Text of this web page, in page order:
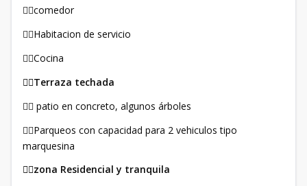
👉🏼comedor
👉🏼Habitacion de servicio
👉🏼Cocina
👉🏼Terraza techada
👉🏼 patio en concreto, algunos árboles
👉🏼Parqueos con capacidad para 2 vehiculos tipo
marquesina
👉🏼zona Residencial y tranquila